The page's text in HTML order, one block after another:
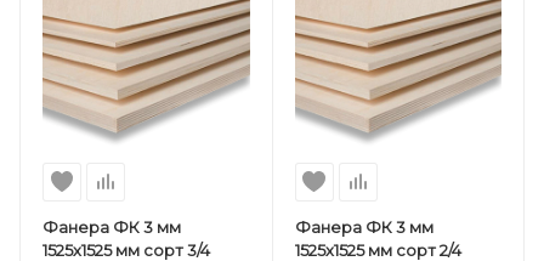
Фанера ФК 3 мм
1525х1525 мм сорт 3/4
Фанера ФК 3 мм
1525х1525 мм сорт 2/4